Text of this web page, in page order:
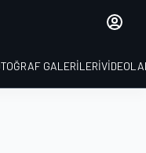
GALERILERI